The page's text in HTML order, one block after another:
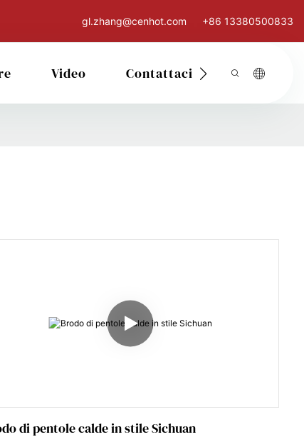
gl.zhang@cenhot.com +86 13380500833
Video Contattaci
di pentole calde in stile Sichuan